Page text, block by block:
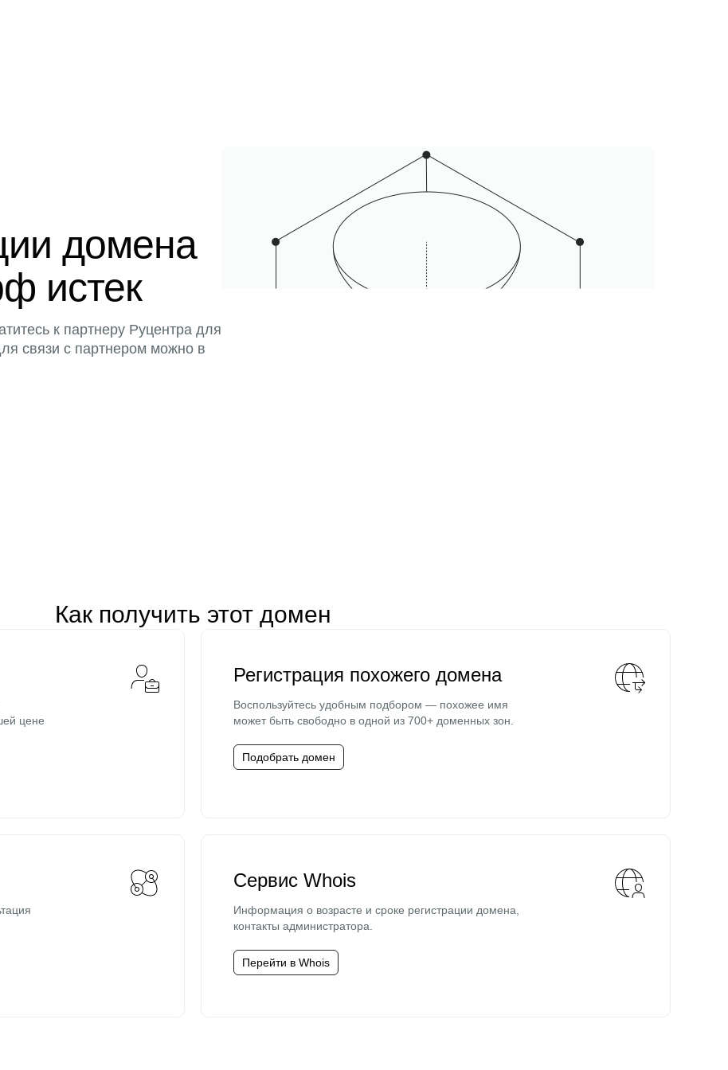
домена
истек
к партнеру Руцентра для
связи с партнером можно в
Как получить этот домен
цене
Регистрация похожего домена
Воспользуйтесь удобным подбором — похожее имя
может быть свободно в одной из 700+ доменных зон.
Подобрать домен
Сервис Whois
Информация о возрасте и сроке регистрации домена,
контакты администратора.
Перейти в Whois